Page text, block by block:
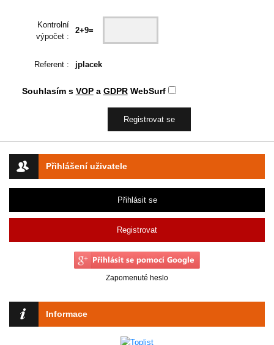
Přihlášení uživatele
Přihlásit se
Registrovat
Zapomenuté heslo
Informace
Kontrolní
výpočet :
2+9=
Referent : jplacek
Souhlasím s VOPa GDPRWebSurf